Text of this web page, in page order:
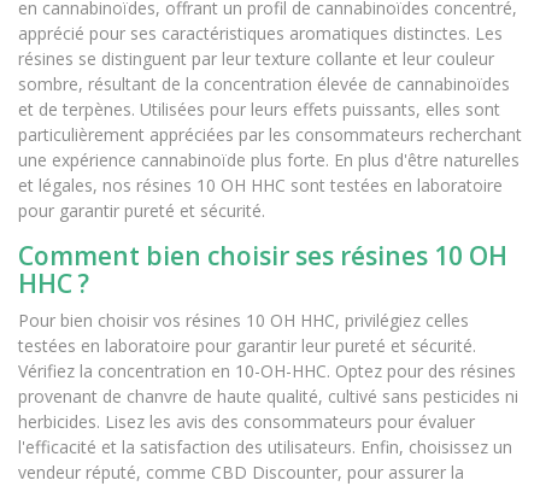
(55 avis)
en cannabinoïdes, offrant un profil de cannabinoïdes concentré,
apprécié pour ses caractéristiques aromatiques distinctes. Les
résines se distinguent par leur texture collante et leur couleur
sombre, résultant de la concentration élevée de cannabinoïdes
et de terpènes. Utilisées pour leurs effets puissants, elles sont
particulièrement appréciées par les consommateurs recherchant
une expérience cannabinoïde plus forte. En plus d'être naturelles
et légales, nos résines 10 OH HHC sont testées en laboratoire
pour garantir pureté et sécurité.
Comment bien choisir ses résines 10 OH
HHC ?
Pour bien choisir vos résines 10 OH HHC, privilégiez celles
testées en laboratoire pour garantir leur pureté et sécurité.
Vérifiez la concentration en 10-OH-HHC. Optez pour des résines
provenant de chanvre de haute qualité, cultivé sans pesticides ni
herbicides. Lisez les avis des consommateurs pour évaluer
l'efficacité et la satisfaction des utilisateurs. Enfin, choisissez un
vendeur réputé, comme CBD Discounter, pour assurer la